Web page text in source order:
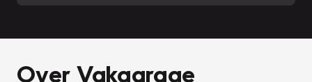
Over Vakgarage